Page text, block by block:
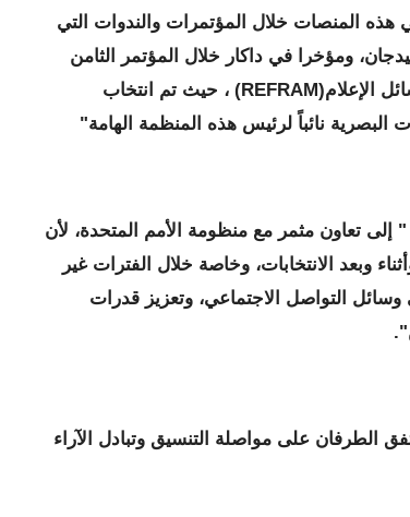
المنصات خلال المؤتمرات والندوات التي
ومؤخرا في داكار خلال المؤتمر الثامن
للشبكة الفرانكفونية لمنظمي وسائل الإعلام(REFRAM) ، حيث تم انتخاب
البصرية نائباً لرئيس هذه المنظمة الهامة"
إلى تعاون مثمر مع منظومة الأمم المتحدة، لأن
وبعد الانتخابات، وخاصة خلال الفترات غير
وسائل التواصل الاجتماعي، وتعزيز قدرات
الطرفان على مواصلة التنسيق وتبادل الآراء